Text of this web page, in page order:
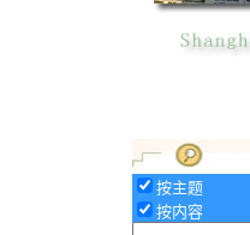
按主题
按内容